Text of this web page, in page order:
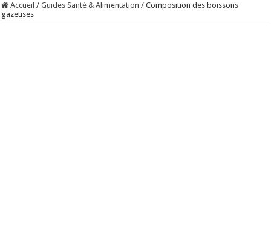
Accueil / Guides Santé & Alimentation / Composition des boissons
gazeuses